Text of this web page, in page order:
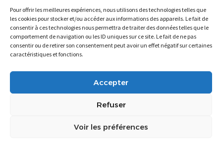
Pour offrir les meilleures expériences, nous utilisons des technologies telles que
les cookies pour stocker et/ou accéder aux informations des appareils. Le fait de
consentir à ces technologies nous permettra de traiter des données telles que le
comportement de navigation ou les ID uniques sur ce site. Le fait de ne pas
consentir ou de retirer son consentement peut avoir un effet négatif sur certaines
caractéristiques et fonctions.
Accepter
Refuser
Voir les préférences
Magstartup.com © 2025 Tous droits réservés.